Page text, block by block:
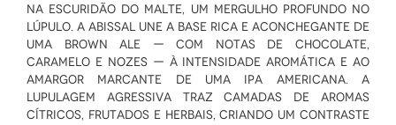
Na escuridão do malte, um mergulho profundo no
lúpulo. A Abissal une a base rica e aconchegante de
uma Brown Ale — com notas de chocolate,
caramelo e nozes — à intensidade aromática e ao
amargor marcante de uma IPA americana. A
lupulagem agressiva traz camadas de aromas
cítricos, frutados e herbais, criando um contraste